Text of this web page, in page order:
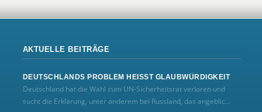
AKTUELLE BEITRÄGE
DEUTSCHLANDS PROBLEM HEISST GLAUBWÜRDIGKEIT
Deutschland hat die Wahl zum UN‑Sicherheitsrat verloren und
sucht die Erklärung, unter anderem bei Russland, das angeblic...